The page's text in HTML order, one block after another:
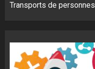
Transports de personnes